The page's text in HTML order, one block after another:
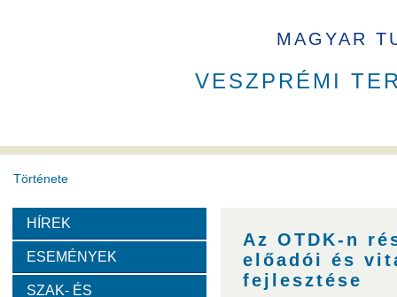
MAGYAR
VESZPRÉMI
Története
A VEAB története
Díjak
HÍREK
ESEMÉNYEK
SZAK- ÉS
Az OTDK-n
előadói és
fejlesztése